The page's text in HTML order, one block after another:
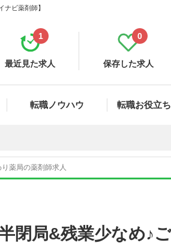
ビ薬剤師】
最近見た求人
1
保存した求人
0
転職ノウハウ 転職お役立
薬局の薬剤師求人
閉局&残業少なめ♪